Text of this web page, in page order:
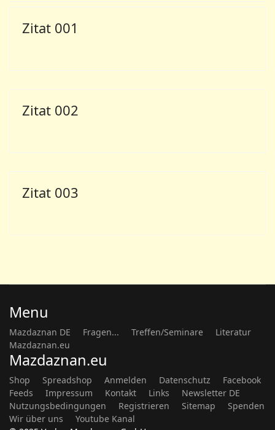
Zitat 001
Zitat 002
Zitat 003
Menu
Mazdaznan DE Fragen... Treffen/Seminare
Literatur
Mazdaznan.eu
Mazdaznan.eu
Shop Spreadshop Anmelden Datenschutz
Facebook
Feeds
Impressum Kontakt Links
Newsletter DE
Nutzungsbedingungen
Registrieren Sitemap
Spenden
Wir über uns
Youtube Kanal